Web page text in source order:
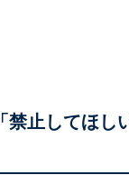
禁止してほし